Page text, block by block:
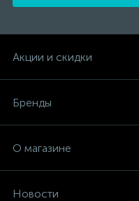
Акции и скидки
Бренды
О магазине
Новости